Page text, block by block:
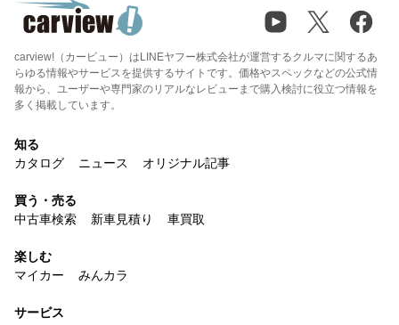
carview!（カービュー）はLINEヤフー株式会社が運営するクルマに関するあ
らゆる情報やサービスを提供するサイトです。価格やスペックなどの公式情
報から、ユーザーや専門家のリアルなレビューまで購入検討に役立つ情報を
多く掲載しています。
知る
カタログ
ニュース オリジナル記事
買う・売る
中古車検索
新車見積り 車買取
楽しむ
マイカー
みんカラ
サービス